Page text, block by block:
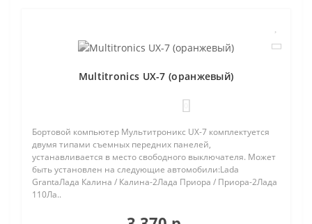
Multitronics UX-7 (оранжевый)
Бортовой компьютер Мультитроникс UX-7 комплектуется
двумя типами съемных передних панелей,
устанавливается в место свободного выключателя. Может
быть установлен на следующие автомобили:Lada
GrantaЛада Калина / Калина-2Лада Приора / Приора-2Лада
110Ла..